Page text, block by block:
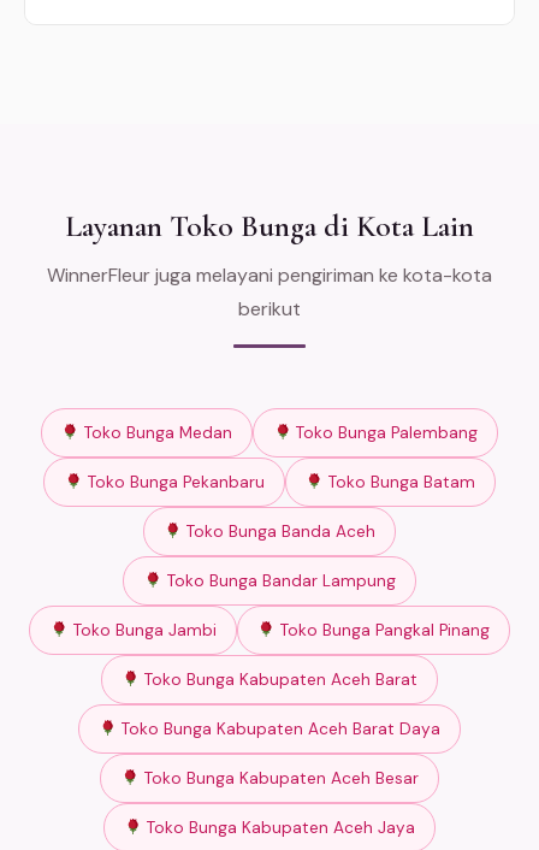
Layanan Toko Bunga di Kota Lain
WinnerFleur juga melayani pengiriman ke kota-kota
berikut
Toko Bunga Medan Toko Bunga Palembang
Toko Bunga Pekanbaru Toko Bunga Batam
Toko Bunga Banda Aceh
Toko Bunga Bandar Lampung
Toko Bunga Jambi Toko Bunga Pangkal Pinang
Toko Bunga Kabupaten Aceh Barat
Toko Bunga Kabupaten Aceh Barat Daya
Toko Bunga Kabupaten Aceh Besar
Toko Bunga Kabupaten Aceh Jaya